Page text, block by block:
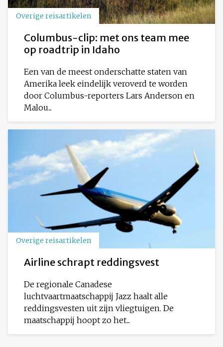
Overige reisartikelen
Columbus-clip: met ons team mee
op roadtrip in Idaho
Een van de meest onderschatte staten van
Amerika leek eindelijk veroverd te worden
door Columbus-reporters Lars Anderson en
Malou...
Overige reisartikelen
Airline schrapt reddingsvest
De regionale Canadese
luchtvaartmaatschappij Jazz haalt alle
reddingsvesten uit zijn vliegtuigen. De
maatschappij hoopt zo het...